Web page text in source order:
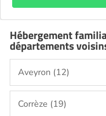
Hébergement
départements
Aveyron (12)
Corrèze (19)